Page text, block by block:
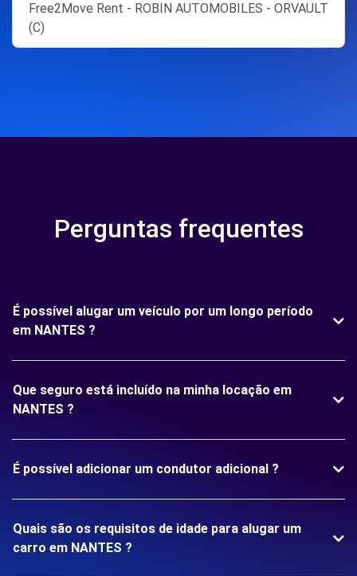
Free2Move Rent - ROBIN AUTOMOBILES - ORVAULT
(C)
Perguntas frequentes
É possível alugar um veículo por um longo período
em NANTES ?
Que seguro está incluído na minha locação em
NANTES ?
É possível adicionar um condutor adicional ?
Quais são os requisitos de idade para alugar um
carro em NANTES ?